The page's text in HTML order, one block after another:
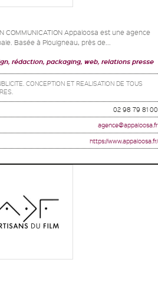
COMMUNICATION Appaloosa est une agence
Basée à Plouigneau, près de...
rédaction, packaging, web, relations presse
CONCEPTION ET REALISATION DE TOUS
02 98 79 81 00
agence@appaloosa.fr
https://www.appaloosa.fr/